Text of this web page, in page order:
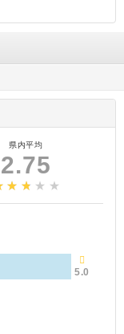
県内平均
2.75
5.0